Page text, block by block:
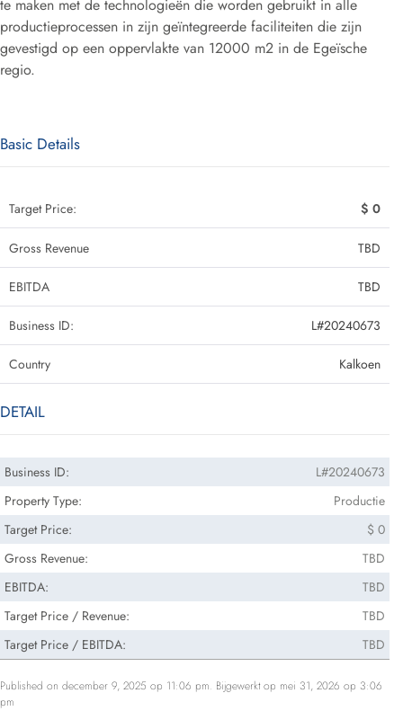
te maken met de technologieën die worden gebruikt in alle
productieprocessen in zijn geïntegreerde faciliteiten die zijn
gevestigd op een oppervlakte van 12000 m2 in de Egeïsche
regio.
Basic Details
Target Price: $ 0
Gross Revenue TBD
EBITDA TBD
Business ID: L#20240673
Country Kalkoen
DETAIL
Business ID:
L#20240673
Property Type:
Productie
Target Price:
$ 0
Gross Revenue:
TBD
EBITDA:
TBD
Target Price / Revenue:
TBD
Target Price / EBITDA:
TBD
Published on december 9, 2025 op 11:06 pm. Bijgewerkt op mei 31, 2026 op 3:06
pm